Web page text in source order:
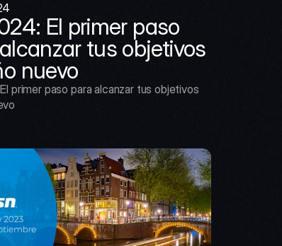
El primer paso
tus objetivos
nuevo
primer paso para alcanzar tus objetivos